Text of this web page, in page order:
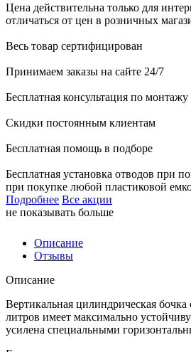
Цена действительна только для
отличаться от цен в розничных
Весь товар сертифицирован
Принимаем заказы на сайте 24/7
Бесплатная консультация по монтажу
Скидки постоянным клиентам
Бесплатная помощь в подборе
Бесплатная установка отводов при
при покупке любой пластиковой
Подробнее Все акции
не показывать больше
Описание
Отзывы
Описание
Вертикальная цилиндрическая
литров имеет максимально
усилена специальными